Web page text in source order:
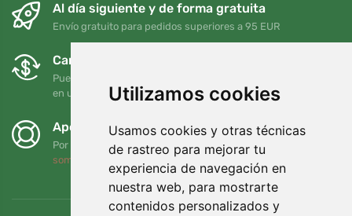
Utilizamos cookies
Usamos cookies y otras técnicas
de rastreo para mejorar tu
experiencia de navegación en
nuestra web, para mostrarte
contenidos personalizados y
Al día siguiente y de forma gratuita
Envío gratuito para pedidos superiores a 95 EUR
Cambios y devoluciones gratuitos
Puede devolver o cambiar su pedido en cualquier momento
en un plazo de 90 días
Apoyamos a Trees.org
Por cada pedido plantamos un árbol. Leer más
somos